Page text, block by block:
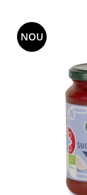
NOU